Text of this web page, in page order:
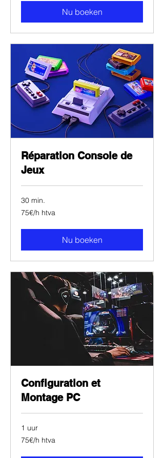
Nu boeken
Réparation Console de
Jeux
30 min.
75€/h
htva
75€/h htva
Nu boeken
Configuration et
Montage PC
1 uur
75€/h
htva
75€/h htva